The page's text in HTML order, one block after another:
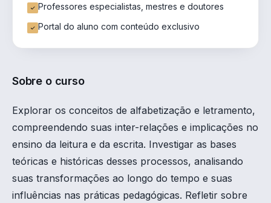
Professores especialistas, mestres e doutores
Portal do aluno com conteúdo exclusivo
Sobre o curso
Explorar os conceitos de alfabetização e letramento,
compreendendo suas inter-relações e implicações no
ensino da leitura e da escrita. Investigar as bases
teóricas e históricas desses processos, analisando
suas transformações ao longo do tempo e suas
influências nas práticas pedagógicas. Refletir sobre